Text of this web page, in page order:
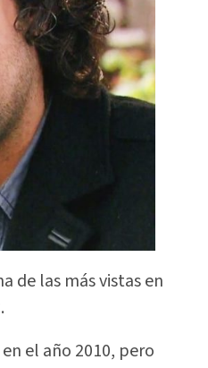
de las más vistas en
el año 2010, pero